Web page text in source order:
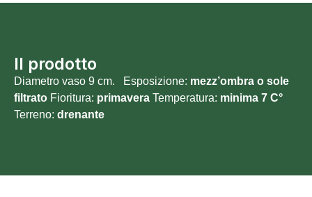
Il prodotto
Diametro vaso 9 cm. Esposizione: mezz’ombra o sole
filtrato Fioritura: primavera Temperatura: minima 7 C°
Terreno: drenante